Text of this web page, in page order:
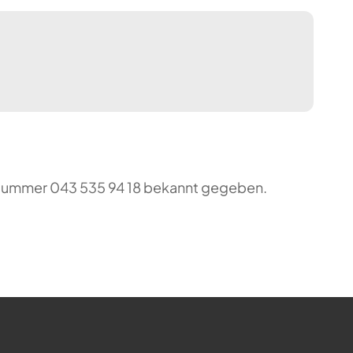
043 535 94 18 bekannt gegeben.